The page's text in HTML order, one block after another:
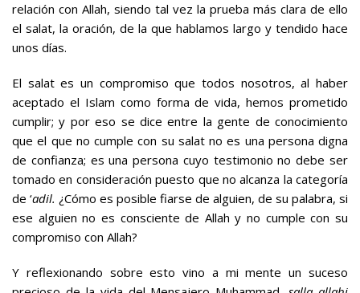
relación con Allah, siendo tal vez la prueba más clara de ello
el salat, la oración, de la que hablamos largo y tendido hace
unos días.
El salat es un compromiso que todos nosotros, al haber
aceptado el Islam como forma de vida, hemos prometido
cumplir; y por eso se dice entre la gente de conocimiento
que el que no cumple con su salat no es una persona digna
de confianza; es una persona cuyo testimonio no debe ser
tomado en consideración puesto que no alcanza la categoría
de ‘adil. ¿Cómo es posible fiarse de alguien, de su palabra, si
ese alguien no es consciente de Allah y no cumple con su
compromiso con Allah?
Y reflexionando sobre esto vino a mi mente un suceso